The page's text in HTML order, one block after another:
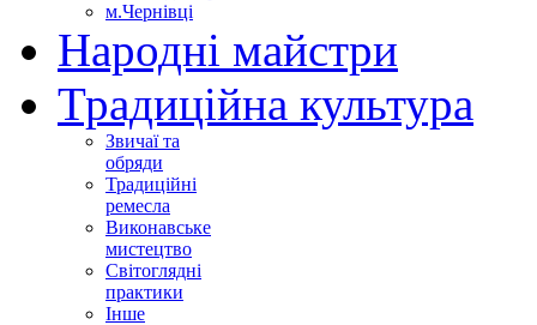
м.Чернівці
Народні майстри
Традиційна культура
Звичаї та
обряди
Традиційні
ремесла
Виконавське
мистецтво
Світоглядні
практики
Інше